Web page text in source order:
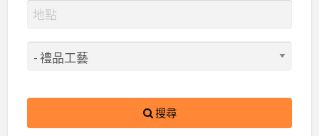
搜尋